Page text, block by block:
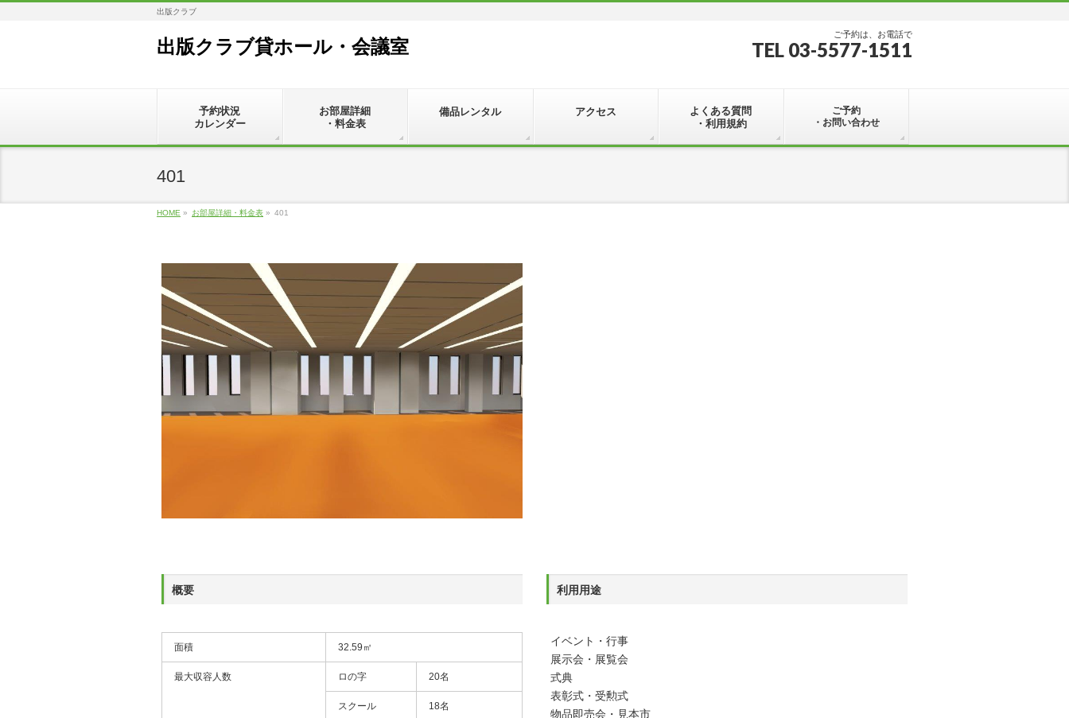
出版クラブ
出版クラブ貸ホール・会議室
ご予約は、お電話で
TEL 03-5577-1511
予約状況
カレンダー
お部屋詳細
・料金表
備品レンタル アクセス
よくある質問
・利用規約
ご予約
・お問い合わせ
401
HOME » お部屋詳細・料金表 » 401
概要
面積 32.59㎡
最大収容人数 ロの字 20名
スクール 18名
利用用途
イベント・行事
展示会・展覧会
式典
表彰式・受勲式
物品即売会・見本市